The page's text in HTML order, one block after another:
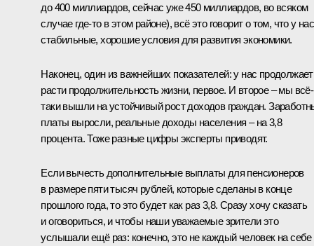
до 400 миллиардов, сейчас уже 450 миллиардов, во всяком
случае где-то в этом районе), всё это говорит о том, что у нас
стабильные, хорошие условия для развития экономики.
Наконец, один из важнейших показателей: у нас продолжает
расти продолжительность жизни, первое. И второе – мы всё-
таки вышли на устойчивый рост доходов граждан.
платы выросли, реальные доходы населения – на 3,8
процента. Тоже разные цифры эксперты приводят.
Если вычесть дополнительные выплаты для пенсионеров
в размере пяти тысяч рублей, которые сделаны в конце
прошлого года, то это будет как раз 3,8. Сразу хочу сказать
и оговориться, и чтобы наши уважаемые зрители это
услышали ещё раз: конечно, это не каждый человек на себе